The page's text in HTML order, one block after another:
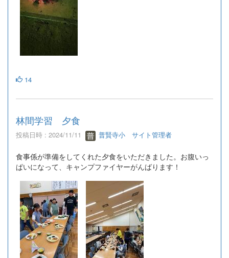
14
林間学習 夕食
投稿日時 : 2024/11/11 普賢寺小 サイト管理者
食事係が準備をしてくれた夕食をいただきました。お腹いっ
ぱいになって、キャンプファイヤーがんばります！